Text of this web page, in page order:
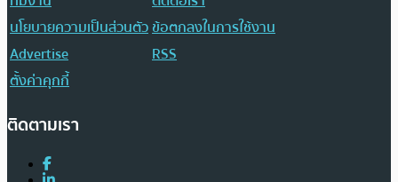
นโยบายความเป็นส่วนตัวข้อตกลงในการใช้งาน
Advertise
RSS
ตั้งค่าคุกกี้
ติดตามเรา